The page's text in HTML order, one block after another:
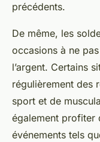
précédents.
De même, les
occasions à ne
l’argent. Certains
régulièrement des
sport et de
également profiter
événements tels